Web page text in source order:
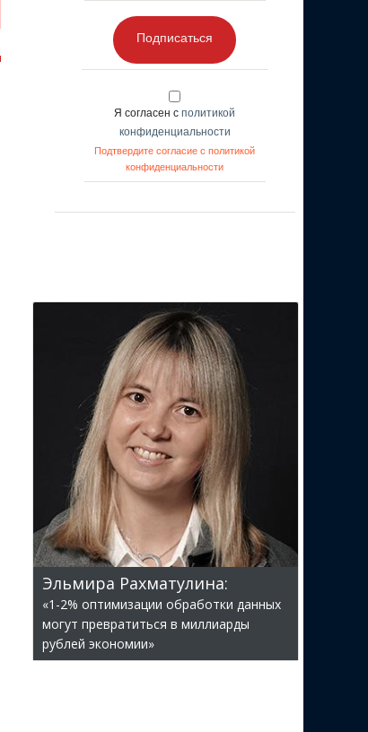
Подписаться
Я согласен с политикой
конфиденциальности
Подтвердите согласие с политикой
конфиденциальности
Эльмира Рахматулина:
«1-2% оптимизации обработки данных
могут превратиться в миллиарды
рублей экономии»